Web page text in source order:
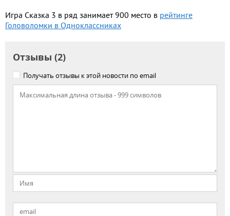
Игра Сказка 3 в ряд занимает 900 место в рейтинге
Головоломки в Одноклассниках
Отзывы (2)
Получать отзывы к этой новости по email